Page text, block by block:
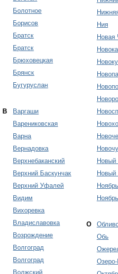
Болотное
Борисов
Братск
Братск
Брюховецкая
Брянск
Бугуруслан
В
Варгаши
Варениковская
Варна
Вернадовка
Верхнебаканский
Верхний Баскунчак
Верхний Уфалей
Видим
Вихоревка
Владиславовка
Возрождение
Волгоград
Волгоград
Волжский
Ния
Новая
Новый
Новый
О
Обь